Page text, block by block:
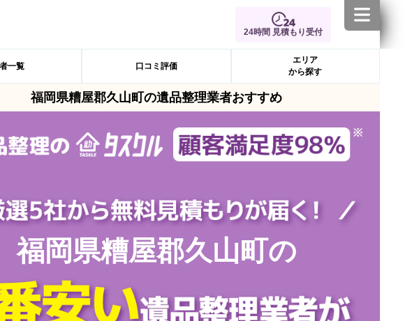
24時間 見積もり受付
一覧 口コミ評価
エリア
から探す
福岡県糟屋郡久山町の遺品整理業者おすすめ
福岡県糟屋郡久山町の